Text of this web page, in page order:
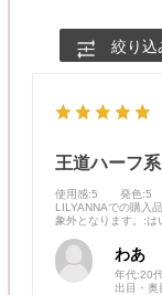
絞り込
王道ハーフ系
使用感:5 発色:5
LILYANNAでの購入
象外となります。
:は
わあ
年代:20代
出目・奥